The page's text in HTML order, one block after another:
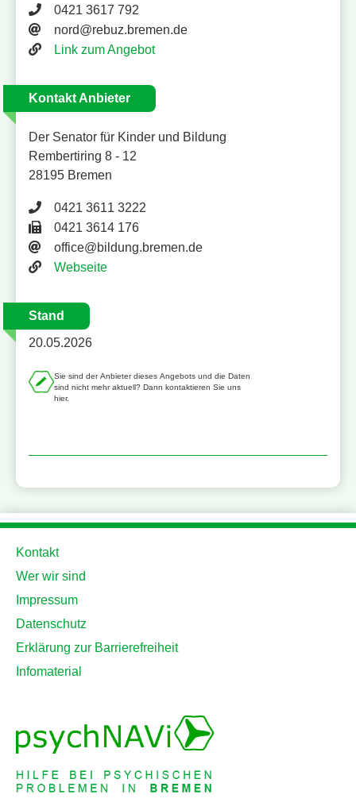
Telefonnummer 0421 3617 792
0421 3617 792
E-Mail Adresse
nord@rebuz.bremen.de
Website
Link zum Angebot
Kontakt Anbieter
Der Senator für Kinder und Bildung
Rembertiring 8 - 12
28195 Bremen
Telefonnummer 0421 3611 3222
0421 3611 3222
Faxnummer 0421 3614 176
0421 3614 176
E-Mail-Adresse
office@bildung.bremen.de
Website
Webseite
Stand
20.05.2026
Sie sind der Anbieter dieses Angebots und die Daten
sind nicht mehr aktuell? Dann kontaktieren Sie uns
hier.
Kontakt
Wer wir sind
Impressum
Datenschutz
Erklärung zur Barrierefreiheit
Infomaterial